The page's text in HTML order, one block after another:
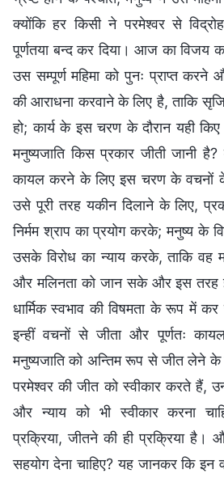
क्योंकि हर किसी ने परमेश्वर से
पूर्णतया बन्द कर दिया। आज का विजय
उस सम्पूर्ण महिमा को पुनः प्राप्त करने
की आराधना करवाने के लिए है, ताकि
हो; कार्य के इस चरण के दौरान यही
मनुष्यजाति किस प्रकार जीती जानी है?
कायल करने के लिए इस चरण के वचनों
उसे पूरी तरह यकीन दिलाने के लिए,
निर्मम श्राप का प्रयोग करके; मनुष्य के
उसके विरोध का न्याय करके, ताकि वह
और मलिनता को जान सके और इस तरह
धार्मिक स्वभाव की विषमता के रूप में
इन्हीं वचनों से जीता और पूर्णतः
मनुष्यजाति को अन्तिम रूप से जीत लेने
परमेश्वर की जीत को स्वीकार करते हैं,
और न्याय को भी स्वीकार करना
प्रक्रिया, जीतने की ही प्रक्रिया है।
सहयोग देना चाहिए? यह जानकर कि इन